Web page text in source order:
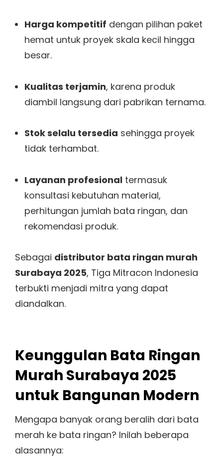
Harga kompetitif dengan pilihan paket
hemat untuk proyek skala kecil hingga
besar.
Kualitas terjamin, karena produk
diambil langsung dari pabrikan ternama.
Stok selalu tersedia sehingga proyek
tidak terhambat.
Layanan profesionaltermasuk
konsultasi kebutuhan material,
perhitungan jumlah bata ringan, dan
rekomendasi produk.
Sebagai distributor bata ringan murah
Surabaya 2025, Tiga Mitracon Indonesia
terbukti menjadi mitra yang dapat
diandalkan.
Keunggulan Bata Ringan
Murah Surabaya 2025
untuk Bangunan Modern
Mengapa banyak orang beralih dari bata
merah ke bata ringan? Inilah beberapa
alasannya: